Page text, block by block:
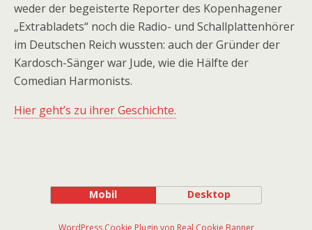
weder der begeisterte Reporter des Kopenhagener
„Extrabladets“ noch die Radio- und Schallplattenhörer
im Deutschen Reich wussten: auch der Gründer der
Kardosch-Sänger war Jude, wie die Hälfte der
Comedian Harmonists.
Hier geht’s zu ihrer Geschichte.
Mobil Desktop
WordPress Cookie Plugin von Real Cookie Banner